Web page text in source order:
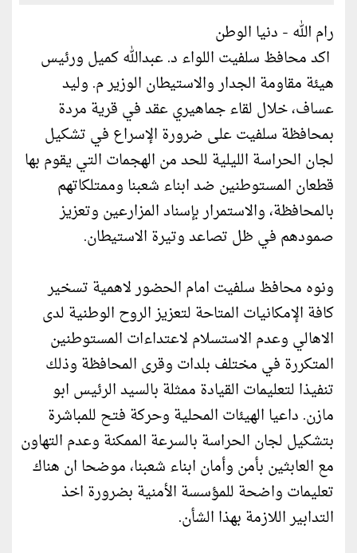
رام الله - دنيا الوطن
اكد محافظ سلفيت اللواء د. عبدالله كميل ورئيس
هيئة مقاومة الجدار والاستيطان الوزير م. وليد
عساف، خلال لقاء جماهيري عقد في قرية مردة
بمحافظة سلفيت على ضرورة الإسراع في تشكيل
لجان الحراسة الليلية للحد من الهجمات التي يقوم بها
قطعان المستوطنين ضد ابناء شعبنا وممتلكاتهم
بالمحافظة، والاستمرار بإسناد المزارعين وتعزيز
صمودهم في ظل تصاعد وتيرة الاستيطان.
ونوه محافظ سلفيت امام الحضور لاهمية تسخير
كافة الإمكانيات المتاحة لتعزيز الروح الوطنية لدى
الاهالي وعدم الاستسلام لاعتداءات المستوطنين
المتكررة في مختلف بلدات وقرى المحافظة وذلك
تنفيذا لتعليمات القيادة ممثلة بالسيد الرئيس ابو
مازن. داعيا الهيئات المحلية وحركة فتح للمباشرة
بتشكيل لجان الحراسة بالسرعة الممكنة وعدم التهاون
مع العابثين بأمن وأمان ابناء شعبنا، موضحا ان هناك
تعليمات واضحة للمؤسسة الأمنية بضرورة اخذ
التدابير اللازمة بهذا الشأن.